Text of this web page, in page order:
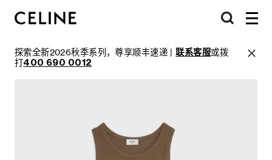
探索全新2026秋季系列，尊享顺丰速递 |联系客服或拨
打400 690 0012